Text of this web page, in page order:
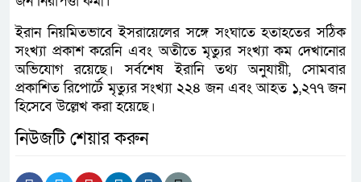
ইরান নিয়মিতভাবে ইসরায়েলের সঙ্গে সংঘাতে হতাহতের সঠিক
সংখ্যা প্রকাশ করেনি এবং অতীতে মৃত্যুর সংখ্যা কম দেখানোর
অভিযোগ রয়েছে। সর্বশেষ ইরানি তথ্য অনুযায়ী, সোমবার
প্রকাশিত রিপোর্টে মৃত্যুর সংখ্যা ২২৪ জন এবং আহত ১,২৭৭ জন
হিসেবে উল্লেখ করা হয়েছে।
নিউজটি শেয়ার করুন